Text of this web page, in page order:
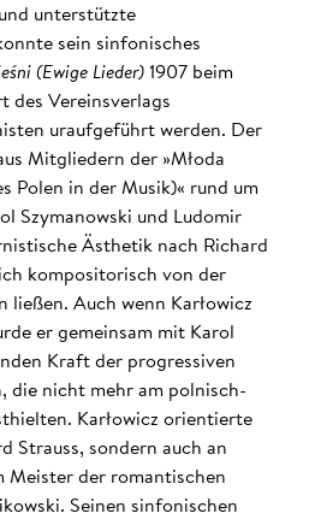
unterstützte
sein sinfonisches
(Ewige Lieder) 1907 beim
des Vereinsverlags
uraufgeführt werden. Der
Mitgliedern der »Młoda
Polen in der Musik)« rund um
Szymanowski und Ludomir
Ästhetik nach Richard
kompositorisch von der
ließen. Auch wenn Karłowicz
er gemeinsam mit Karol
Kraft der progressiven
die nicht mehr am polnisch-
Karłowicz orientierte
Strauss, sondern auch an
Meister der romantischen
Seinen sinfonischen